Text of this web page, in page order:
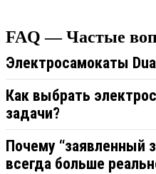
FAQ — Частые
Электросамокаты
Как выбрать
задачи?
Почему “заявленный
всегда больше